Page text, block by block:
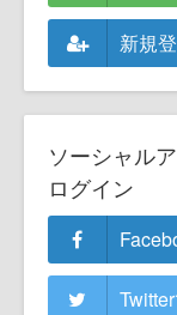
新規
ソーシャル
ログイン